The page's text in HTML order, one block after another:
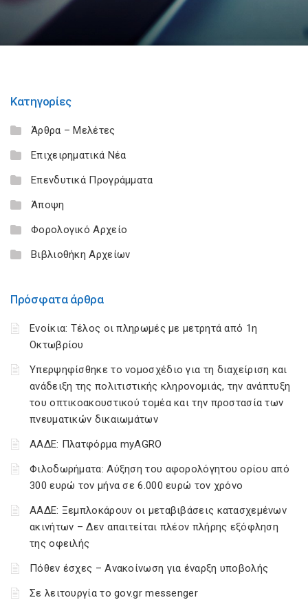
Κατηγορίες
Άρθρα – Μελέτες
Επιχειρηματικά Νέα
Επενδυτικά Προγράμματα
Άποψη
Φορολογικό Αρχείο
Βιβλιοθήκη Αρχείων
Πρόσφατα άρθρα
Ενοίκια: Τέλος οι πληρωμές με μετρητά από 1η
Οκτωβρίου
Υπερψηφίσθηκε το νομοσχέδιο για τη διαχείριση και
ανάδειξη της πολιτιστικής κληρονομιάς, την ανάπτυξη
του οπτικοακουστικού τομέα και την προστασία των
πνευματικών δικαιωμάτων
ΑΑΔΕ: Πλατφόρμα myAGRO
Φιλοδωρήματα: Αύξηση του αφορολόγητου ορίου από
300 ευρώ τον μήνα σε 6.000 ευρώ τον χρόνο
ΑΑΔΕ: Ξεμπλοκάρουν οι μεταβιβάσεις κατασχεμένων
ακινήτων – Δεν απαιτείται πλέον πλήρης εξόφληση
της οφειλής
Πόθεν έσχες – Ανακοίνωση για έναρξη υποβολής
Σε λειτουργία το gov.gr messenger